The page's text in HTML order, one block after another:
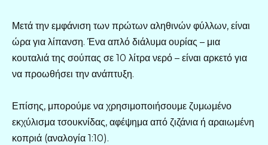
Μετά την εμφάνιση των πρώτων αληθινών φύλλων, είναι
ώρα για λίπανση. Ένα απλό διάλυμα ουρίας – μια
κουταλιά της σούπας σε 10 λίτρα νερό – είναι αρκετό για
να προωθήσει την ανάπτυξη.
Επίσης, μπορούμε να χρησιμοποιήσουμε ζυμωμένο
εκχύλισμα τσουκνίδας, αφέψημα από ζιζάνια ή αραιωμένη
κοπριά (αναλογία 1:10).